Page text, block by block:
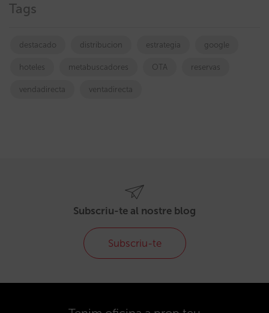
Tags
destacado distribucion estrategia google
hoteles metabuscadores OTA reservas
vendadirecta ventadirecta
Subscriu-te al nostre blog
Subscriu-te